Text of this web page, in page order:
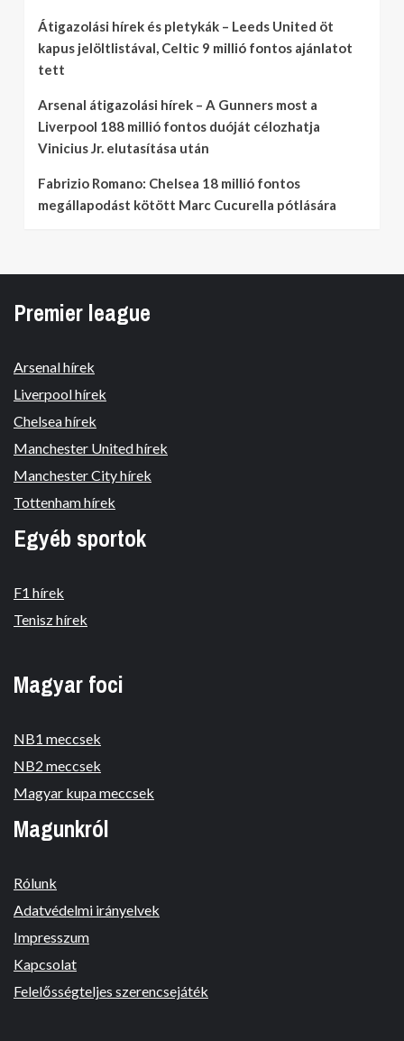
Átigazolási hírek és pletykák – Leeds United öt
kapus jelöltlistával, Celtic 9 millió fontos ajánlatot
tett
Arsenal átigazolási hírek – A Gunners most a
Liverpool 188 millió fontos duóját célozhatja
Vinicius Jr. elutasítása után
Fabrizio Romano: Chelsea 18 millió fontos
megállapodást kötött Marc Cucurella pótlására
Premier league
Arsenal hírek
Liverpool hírek
Chelsea hírek
Manchester United hírek
Manchester City hírek
Tottenham hírek
Egyéb sportok
F1 hírek
Tenisz hírek
Magyar foci
NB1 meccsek
NB2 meccsek
Magyar kupa meccsek
Magunkról
Rólunk
Adatvédelmi irányelvek
Impresszum
Kapcsolat
Felelősségteljes szerencsejáték